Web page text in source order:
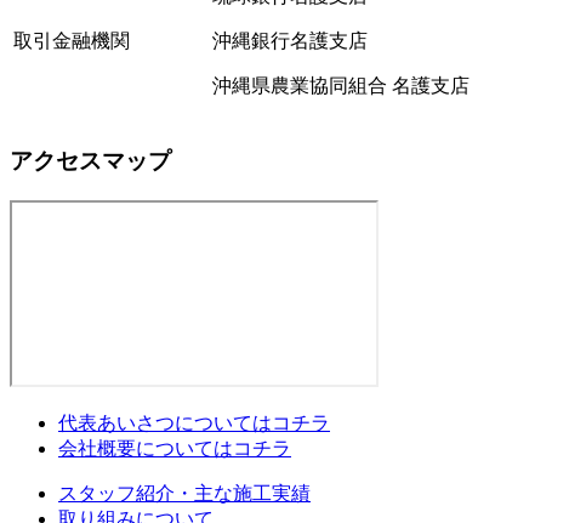
取引金融機関 沖縄銀行名護支店
沖縄県農業協同組合 名護支店
アクセスマップ
代表あいさつについてはコチラ
会社概要についてはコチラ
スタッフ紹介・主な施工実績
取り組みについて